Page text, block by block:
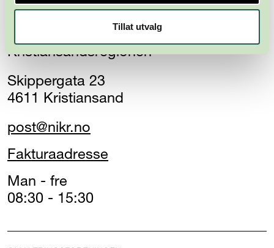
Tillat utvalg
Næringsforeningen i
Kristiansandsregionen
Skippergata 23
4611 Kristiansand
post@nikr.no
Fakturaadresse
Man - fre
08:30 - 15:30